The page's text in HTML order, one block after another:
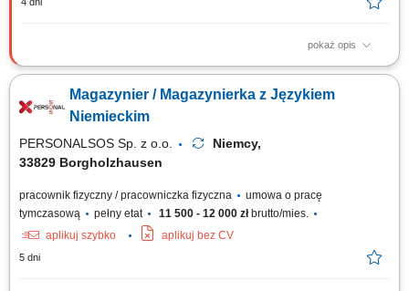
pokaż opis
Opis stanowiska Kompletowanie zamówień w magazynie znanej
czystości, małe artykuły gospodarstwa domowego) Układanie towaru;
Inne proste prace pomocnicze
Magazynier / Magazynierka z Językiem
Niemieckim
PERSONALSOS Sp. z o.o.
Niemcy,
33829 Borgholzhausen
pracownik fizyczny / pracowniczka fizyczna
umowa o pracę
tymczasową
pełny etat 11 500 - 12 000 złbrutto/mies.
aplikuj szybko
aplikuj bez CV
5 dni